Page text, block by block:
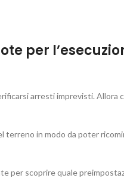
per
arresti imprevisti. Allora
in modo da poter
per scoprire quale